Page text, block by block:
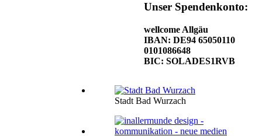
Unser Spendenkonto:
wellcome Allgäu
IBAN: DE94 65050110
0101086648
BIC: SOLADES1RVB
Stadt Bad Wurzach